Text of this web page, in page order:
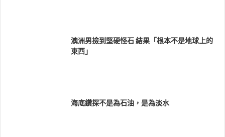
澳洲男撿到堅硬怪石 結果「根本不是地球上的
東西」
海底鑽探不是為石油，是為淡水